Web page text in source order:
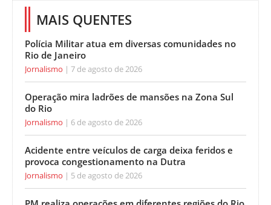
MAIS QUENTES
Polícia Militar atua em diversas comunidades no
Rio de Janeiro
Jornalismo 7 de agosto de 2026
Operação mira ladrões de mansões na Zona Sul
do Rio
Jornalismo 6 de agosto de 2026
Acidente entre veículos de carga deixa feridos e
provoca congestionamento na Dutra
Jornalismo 5 de agosto de 2026